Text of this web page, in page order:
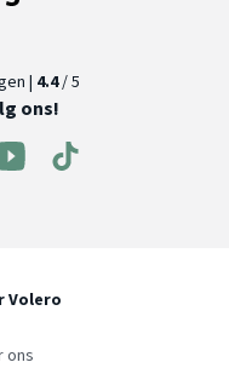
| 4.4/ 5
ons!
Volero
ons